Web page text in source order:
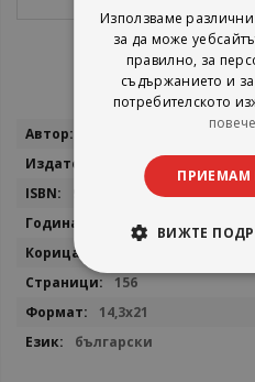
Повече
Здрава Каменова
Сиела
9789542855057
156
14,3х21
български
Използваме различни
за да може
правилно, за
съдържанието и
потребителското
ПРИЕМАМ
ВИЖТЕ